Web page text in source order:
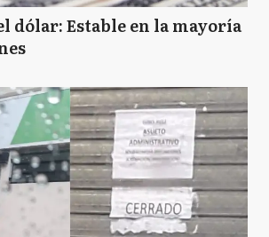
dólar: Estable en la mayoría